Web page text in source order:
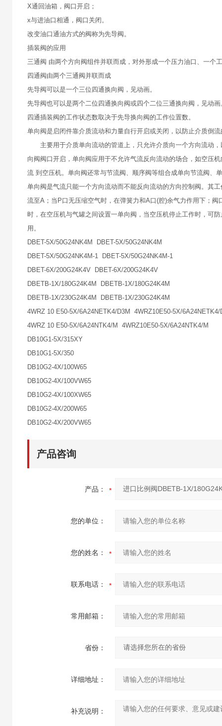
X通回油箱，阀口开启；
x与进油口相通，阀口关闭。
改变油口通油方式的阀称为先导阀。
插装阀的应用
三通阀 由两个方向阀组件并联而成，对外形成一个压力油口、一个
四通阀由两个三通阀并联而成
先导阀可以是一个三位四通换向阀，见动画。
先导阀也可以是两个二位四通换向阀或四个二位三通换向阀，见动画
四通插装阀的工作状态数取决于先导换向阀的工作位置数。
单向阀是启闭件靠介质流动和力量自行开启或关闭，以防止介质倒
主要用于介质单向流动的管道上，只允许介质向一个方向流动，
向阀阀口开启，单向阀应用于不允许气流反向流动的场合，如空压
流 到空压机。单向阀还常与节流阀、顺序阀等组合成单向节流阀、
单向阀是气流只能一个方向流动而不能反向流动的方向控制阀。其
流至A；当P口无压缩空气时，在弹簧力和A口(腔)余气力作用下；
时，在空压机与气罐之间设置一单向阀，当空压机停止工作时，可
用。
DBET-5X/50G24NK4M DBET-5X/50G24NK4M
DBET-5X/50G24NK4M-1 DBET-5X/50G24NK4M-1
DBET-6X/200G24K4V DBET-6X/200G24K4V
DBETB-1X/180G24K4M DBETB-1X/180G24K4M
DBETB-1X/230G24K4M DBETB-1X/230G24K4M
4WRZ 10 E50-5X/6A24NETK4/D3M 4WRZ10E50-5X/
4WRZ 10 E50-5X/6A24NTK4/M 4WRZ10E50-5X/6A24NTK4/M
DB10G1-5X/315XY
DB10G1-5X/350
DB10G2-4X/100W65
DB10G2-4X/100VW65
DB10G2-4X/100XW65
DB10G2-4X/200W65
DB10G2-4X/200VW65
产品咨询
产品：
您的单位：
您的姓名：
联系电话：
常用邮箱：
省份：
详细地址：
补充说明：